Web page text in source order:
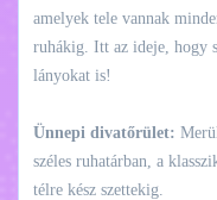
amelyek tele vannak
ruhákig. Itt az ideje, hogy
lányokat is!
Ünnepi divatőrület:
széles ruhatárban, a
télre kész szettekig.